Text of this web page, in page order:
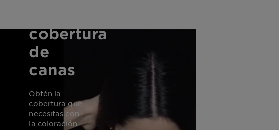
cobertura
de
canas
Obtén la
cobertura que
necesitas con
la coloración